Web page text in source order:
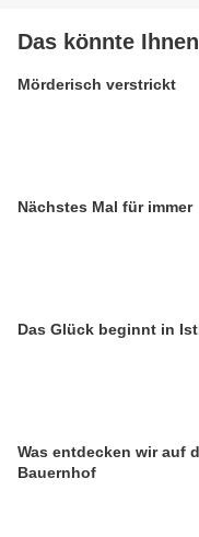
Das könnte
Mörderisch verstrickt
Nächstes Mal für immer
Das Glück beginnt in
Was entdecken wir auf
Bauernhof